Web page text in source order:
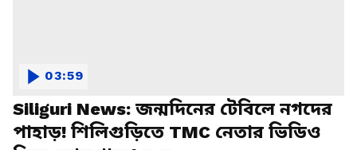
Siliguri News: জন্মদিনের টেবিলে নগদের
পাহাড়! শিলিগুড়িতে TMC নেতার ভিডিও
03:59